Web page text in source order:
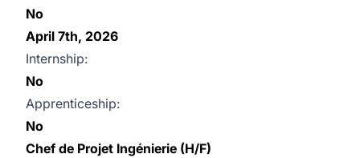
No
April 7th, 2026
Internship:
No
Apprenticeship:
No
Chef de Projet Ingénierie (H/F)